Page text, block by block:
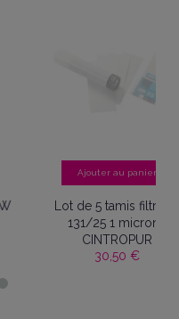
Ajouter au panier
Vanne à bille
39,90 €